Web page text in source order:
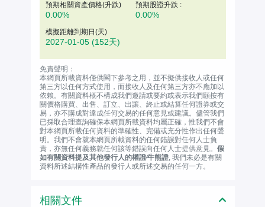
預期相關資產價格(升跌)
0.00%
預期股證升跌 :
0.00%
模擬距離到期日(天)
2027-01-05 (152天)
免責聲明：
本網頁所載資料僅供閣下參考之用，並不擬供接收人或任何
第三方以任何方式使用，而接收人及任何第三方亦不應加以
依賴。有關資料概不構成我們邀請或要約或表示我們願按有
關價格購買、出售、訂立、出讓、終止或結算任何證券或交
易，亦不購成對達成任何交易的任何意見或建議。儘管我們
已採取合理查詢確保本網頁所載資料均屬正確，惟我們不會
對本網頁所載任何資料的準確性、完備或充分性作出任何聲
明。我們不會就本網頁所載資料的任何錯誤對任何人士負
責，亦無任何義務就任何該等錯誤向任何人士提供意見。 假
如有關資料提及其他發行人的權證∕牛熊證, 我們未必是有關
資料所述結構性產品的發行人或所述交易的任何一方。
相關文件